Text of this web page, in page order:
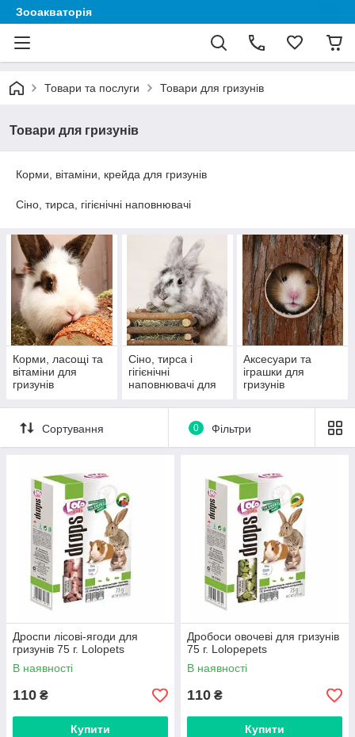
Зооакваторія
Товари та послуги Товари для гризунів
Товари для гризунів
Корми, вітаміни, крейда для гризунів
Сіно, тирса, гігієнічні наповнювачі
Корми, ласощі та
вітаміни для
гризунів
Сіно, тирса і
гігієнічні
наповнювачі для
Аксесуари та
іграшки для
гризунів
Сортування 0 Фільтри
Дроспи лісові-ягоди для
гризунів 75 г. Lolopets
В наявності
110 ₴
Купити
Дробоси овочеві для гризунів
75 г. Lolopepets
В наявності
110 ₴
Купити